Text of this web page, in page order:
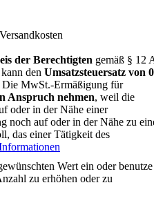
der Berechtigten gemäß § 12
den Umsatzsteuersatz von
Die MwSt.-Ermäßigung für
Anspruch nehmen, weil die
oder in der Nähe einer
noch auf oder in der Nähe zu
das einer Tätigkeit des
Wert ein oder benutze
zu erhöhen oder zu